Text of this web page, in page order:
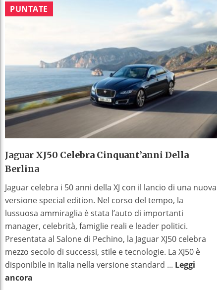
PUNTATE
Jaguar XJ50 Celebra Cinquant’anni Della
Berlina
Jaguar celebra i 50 anni della XJ con il lancio di una nuova
versione special edition. Nel corso del tempo, la
lussuosa ammiraglia è stata l’auto di importanti
manager, celebrità, famiglie reali e leader politici.
Presentata al Salone di Pechino, la Jaguar XJ50 celebra
mezzo secolo di successi, stile e tecnologie. La XJ50 è
disponibile in Italia nella versione standard ... Leggi
ancora